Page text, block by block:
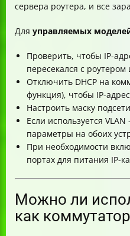
сервера роутера, и все
Для управляемых
Проверить, чтобы IP-
пересекался с
Отключить DHCP на
функция), чтобы IP-
Настроить маску
Если используется
параметры на обоих
При необходимости
портах для питания IP-
Можно ли
как